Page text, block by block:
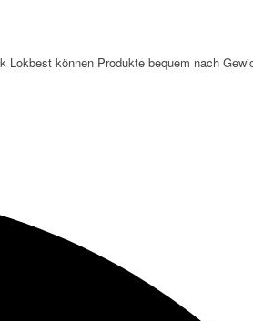
können Produkte bequem nach